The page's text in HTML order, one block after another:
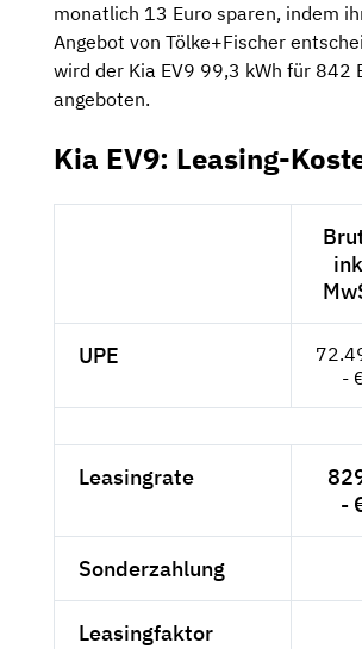
monatlich 13 Euro sparen, indem
Angebot von Tölke+Fischer
wird der Kia EV9 99,3 kWh für 842
angeboten.
Kia EV9: Leasing-
UPE
-
Leasingrate
-
Sonderzahlung
Leasingfaktor